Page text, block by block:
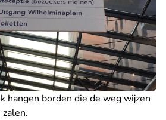
hangen borden die de weg wijzen